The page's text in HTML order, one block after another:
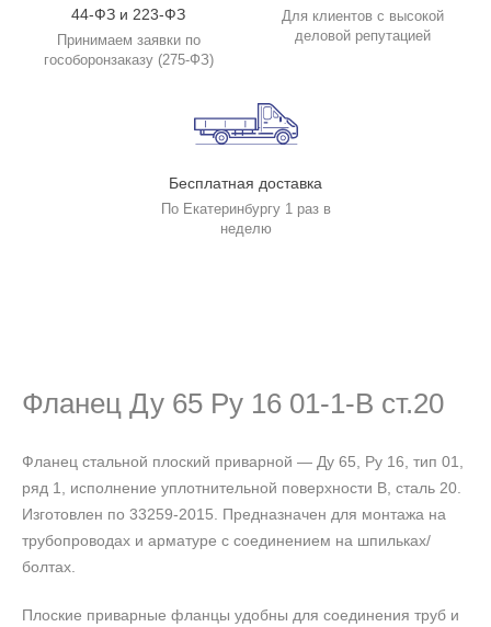
44-ФЗ и 223-ФЗ
Принимаем заявки по
гособоронзаказу (275-ФЗ)
Для клиентов с высокой
деловой репутацией
Бесплатная доставка
По Екатеринбургу 1 раз в
неделю
Фланец Ду 65 Ру 16 01-1-В ст.20
Фланец стальной плоский приварной — Ду 65, Ру 16, тип 01,
ряд 1, исполнение уплотнительной поверхности В, сталь 20.
Изготовлен по 33259-2015. Предназначен для монтажа на
трубопроводах и арматуре с соединением на шпильках/
болтах.
Плоские приварные фланцы удобны для соединения труб и